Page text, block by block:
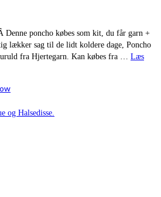
Denne poncho købes som kit, du får garn +
lækker sag til de lidt koldere dage, Poncho
fra Hjertegarn. Kan købes fra … Læs